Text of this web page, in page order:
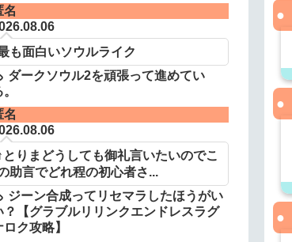
名
も面白いソウルライク
ダークソウル2を頑張って進めてい
名
とりまどうしても御礼言いたいのでこ
助言でどれ程の初心者さ...
ジーン合成ってリセマラしたほうがい
？【グラブルリリンクエンドレスラグ
ロク攻略】